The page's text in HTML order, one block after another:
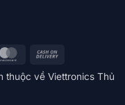
MasterCard
Delivery
thuộc về Viettronics Thủ